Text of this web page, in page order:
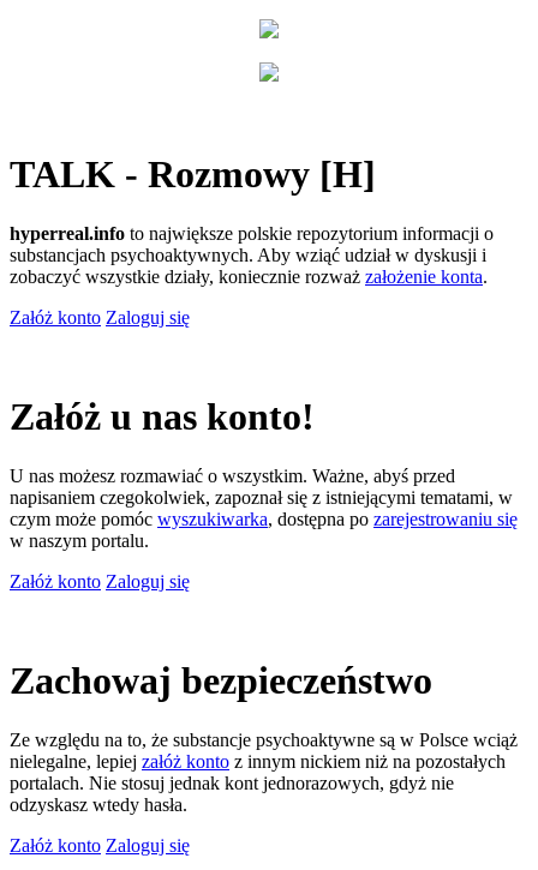
TALK - Rozmowy [H]
hyperreal.info to największe polskie repozytorium informacji o
substancjach psychoaktywnych. Aby wziąć udział w dyskusji i
zobaczyć wszystkie działy, koniecznie rozważ założenie konta.
Załóż konto Zaloguj się
Załóż u nas konto!
U nas możesz rozmawiać o wszystkim. Ważne, abyś przed
napisaniem czegokolwiek, zapoznał się z istniejącymi tematami, w
czym może pomóc wyszukiwarka, dostępna po zarejestrowaniu się
w naszym portalu.
Załóż konto Zaloguj się
Zachowaj bezpieczeństwo
Ze względu na to, że substancje psychoaktywne są w Polsce wciąż
nielegalne, lepiej załóż konto z innym nickiem niż na pozostałych
portalach. Nie stosuj jednak kont jednorazowych, gdyż nie
odzyskasz wtedy hasła.
Załóż konto Zaloguj się